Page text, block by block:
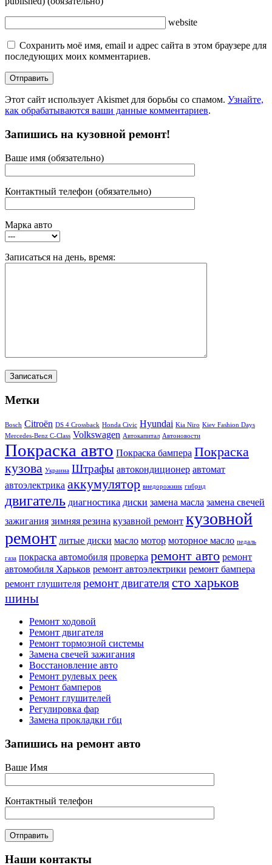
website
Сохранить моё имя, email и адрес сайта в этом браузере для
последующих моих комментариев.
Этот сайт использует Akismet для борьбы со спамом. Узнайте,
как обрабатываются ваши данные комментариев.
Запишись на кузовной ремонт!
Ваше имя (обязательно)
Контактный телефон (обязательно)
Марка авто
Записаться на день, время:
Метки
Bosch Citroën DS 4 Crossback Honda Civic Hyundai Kia Niro Kiev Fashion Days
Mercedes-Benz C-Class Volkswagen Автокапитал Автоновости
Покраска авто Покраска бампера Покраска
кузова Украина Штрафы автокондиционер автомат
автоэлектрика аккумулятор внедорожник гибрид
двигатель диагностика диски замена масла замена свечей
зажигания зимняя резина кузавной ремонт кузовной
ремонт литые диски масло мотор моторное масло педаль
газа покраска автомобиля проверка ремонт авто ремонт
автомобиля Харьков ремонт автоэлектрики ремонт бампера
ремонт глушителя ремонт двигателясто харьков
шины
Ремонт ходовой
Ремонт двигателя
Ремонт тормозной системы
Замена свечей зажигания
Восстановление авто
Ремонт рулевых реек
Ремонт бамперов
Ремонт глушителей
Регулировка фар
Замена прокладки гбц
Запишись на ремонт авто
Ваше Имя
Контактный телефон
Наши контакты